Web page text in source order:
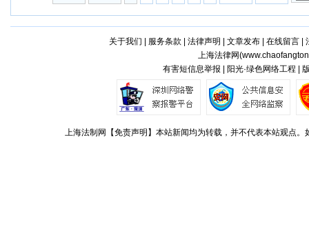
关于我们 服务条款 法律声明 文章发布| 在线留言|
上海法律网(
有害短信息举报 | 阳光·绿色网络工程 |
上海法制网【免责声明】本站新闻均为转载，并不代表本站观点